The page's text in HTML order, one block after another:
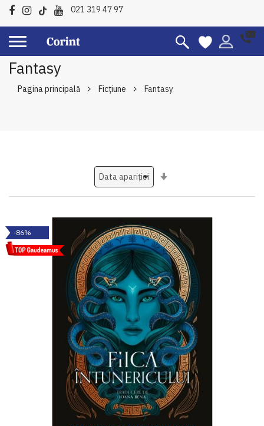
021 319 47 97
Fantasy
Pagina principală Ficțiune Fantasy
-86%